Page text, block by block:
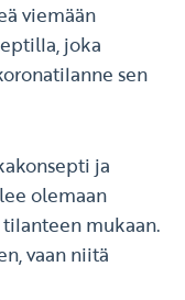
viemään
joka
sen
ja
olemaan
mukaan.
vaan niitä